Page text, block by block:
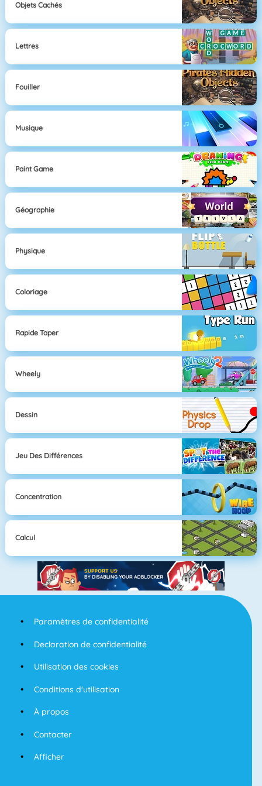
Objets Cachés
Lettres
Fouiller
Musique
Paint Game
Géographie
Physique
Coloriage
Rapide Taper
Wheely
Dessin
Jeu Des Différences
Concentration
Calcul
Paramètres de confidentialité
Declaration de confidentialité
Utilisation des cookies
Conditions d'utilisation
À propos
Contacter
Afficher